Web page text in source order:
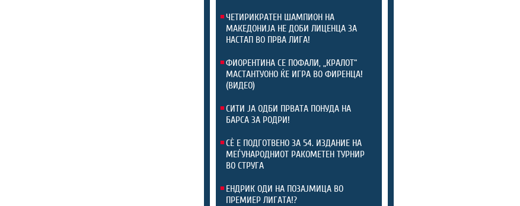
ЧЕТИРИКРАТЕН ШАМПИОН НА
МАКЕДОНИЈА НЕ ДОБИ ЛИЦЕНЦА ЗА
НАСТАП ВО ПРВА ЛИГА!
ФИОРЕНТИНА СЕ ПОФАЛИ, „КРАЛОТ“
МАСТАНТУОНО ЌЕ ИГРА ВО ФИРЕНЦА!
(ВИДЕО)
СИТИ ЈА ОДБИ ПРВАТА ПОНУДА НА
БАРСА ЗА РОДРИ!
СЀ Е ПОДГОТВЕНО ЗА 54. ИЗДАНИЕ НА
МЕЃУНАРОДНИОТ РАКОМЕТЕН ТУРНИР
ВО СТРУГА
ЕНДРИК ОДИ НА ПОЗАЈМИЦА ВО
ПРЕМИЕР ЛИГАТА!?